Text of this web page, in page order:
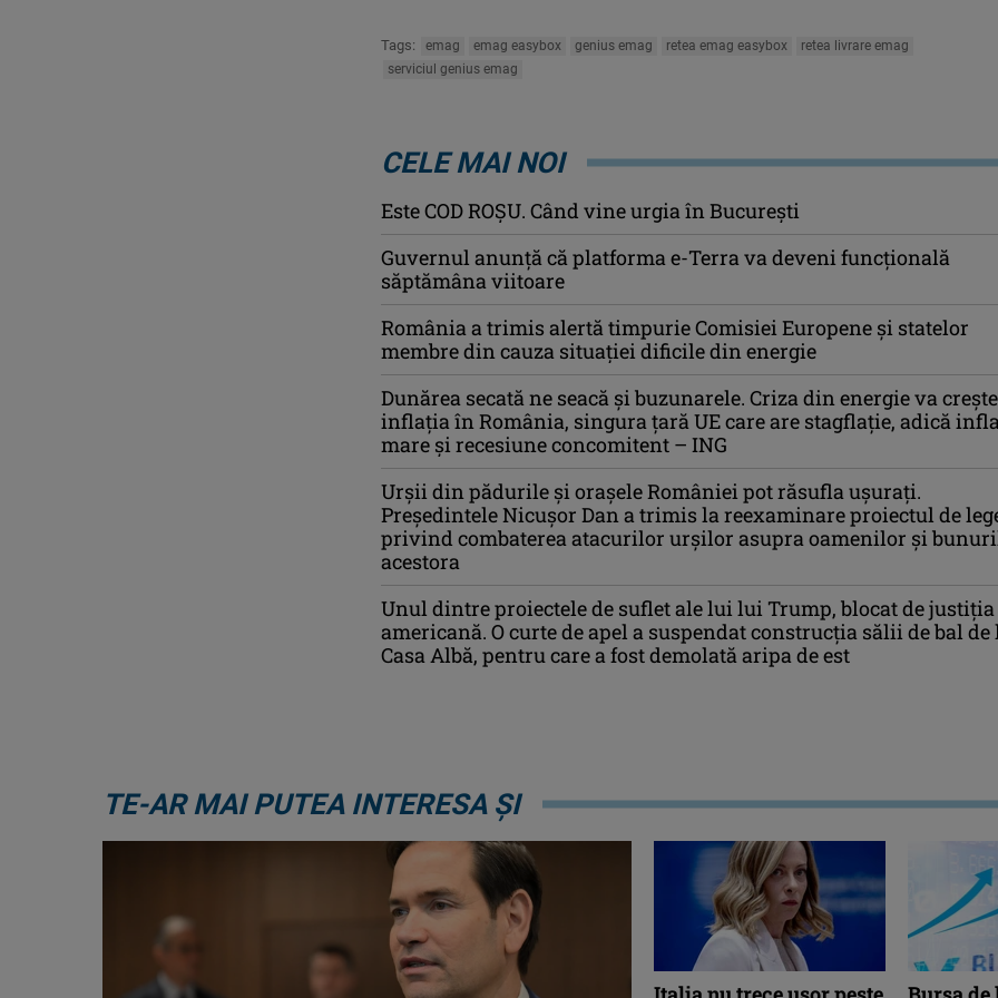
Tags: emag emag easybox genius emag retea emag easybox
retea livrare emag
serviciul genius emag
CELE MAI NOI
Este COD ROŞU. Când vine urgia în Bucureşti
Guvernul anunță că platforma e-Terra va deveni funcţională
săptămâna viitoare
România a trimis alertă timpurie Comisiei Europene și statelor
membre din cauza situației dificile din energie
Dunărea secată ne seacă și buzunarele. Criza din energie va crește
inflația în România, singura țară UE care are stagflație, adică
mare și recesiune concomitent – ING
Urșii din pădurile și orașele României pot răsufla ușurați.
Președintele Nicușor Dan a trimis la reexaminare proiectul de
privind combaterea atacurilor urșilor asupra oamenilor și
acestora
Unul dintre proiectele de suflet ale lui lui Trump, blocat de justiția
americană. O curte de apel a suspendat construcția sălii de bal de
Casa Albă, pentru care a fost demolată aripa de est
TE-AR MAI PUTEA INTERESA ȘI